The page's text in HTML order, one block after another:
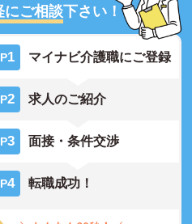
にご相談下さい！
1 マイナビ介護職にご登録
2 求人のご紹介
3 面接・条件交渉
4 転職成功！